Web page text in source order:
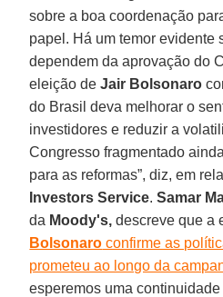
sobre a boa coordenação
papel. Há um temor evidente
dependem da aprovação do
eleição deJair Bolsonaro
do Brasil deva melhorar o
investidores e reduzir a
Congresso fragmentado
para as reformas”, diz, em
Investors Service. Samar
da Moody's, descreve que a
Bolsonaro confirme as
prometeu ao longo da
esperemos uma